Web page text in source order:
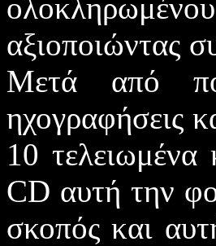
αξιοποιώντας
Μετά από
ηχογραφήσεις
10 τελειωμένα
CD αυτή την
σκοπός και